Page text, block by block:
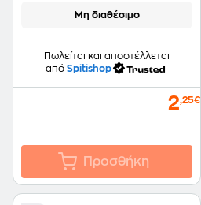
Μη διαθέσιμο
Πωλείται και αποστέλλεται
από Spitishop
2,25€
Προσθήκη